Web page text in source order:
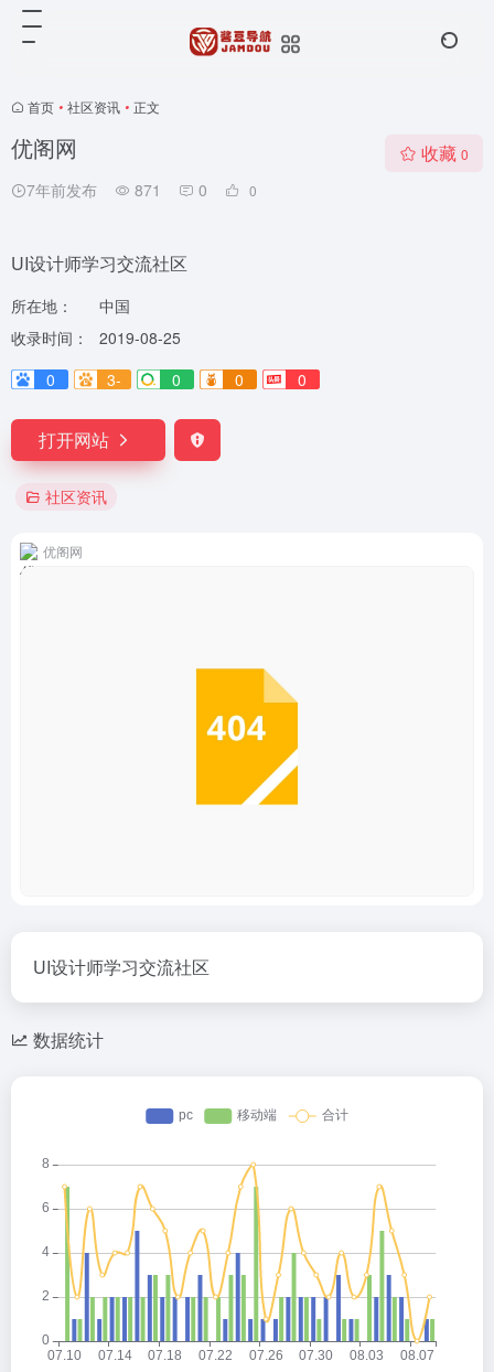
首页 • 社区资讯 • 正文
优阁网
7年前发布 871 0 0
收藏 0
UI设计师学习交流社区
所在地：
中国
收录时间：
2019-08-25
0
3- 0 0 0
打开网站
社区资讯
优阁网
UI设计师学习交流社区
数据统计